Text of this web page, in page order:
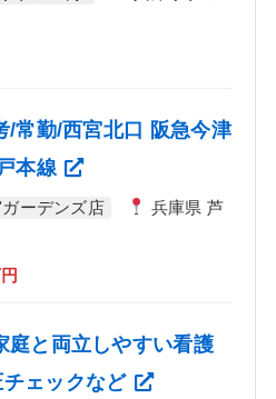
/常勤/西宮北口 阪急今津
本線
ーデンズ店
兵庫県 芦
庭と両立しやすい看護
ェックなど